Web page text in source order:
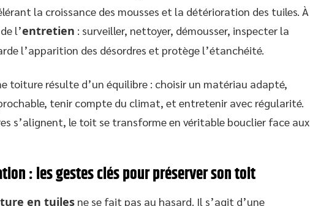
la croissance des mousses et la détérioration des tuiles. À
l’entretien : surveiller, nettoyer, démousser, inspecter la
l’apparition des désordres et protège l’étanchéité.
toiture résulte d’un équilibre : choisir un matériau adapté,
tenir compte du climat, et entretenir avec régularité.
s’alignent, le toit se transforme en véritable bouclier face aux
: les gestes clés pour préserver son toit
en tuiles ne se fait pas au hasard. Il s’agit d’une